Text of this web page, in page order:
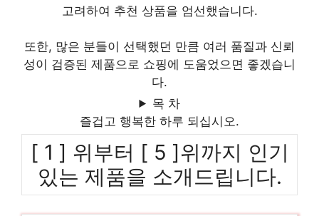
고려하여 추천 상품을 엄선했습니다.
또한, 많은 분들이 선택했던 만큼 여러 품질과 신뢰
성이 검증된 제품으로 쇼핑에 도움었으면 좋겠습니
다.
목 차
즐겁고 행복한 하루 되십시오.
[ 1 ] 위부터 [ 5 ]위까지 인기
있는 제품을 소개드립니다.